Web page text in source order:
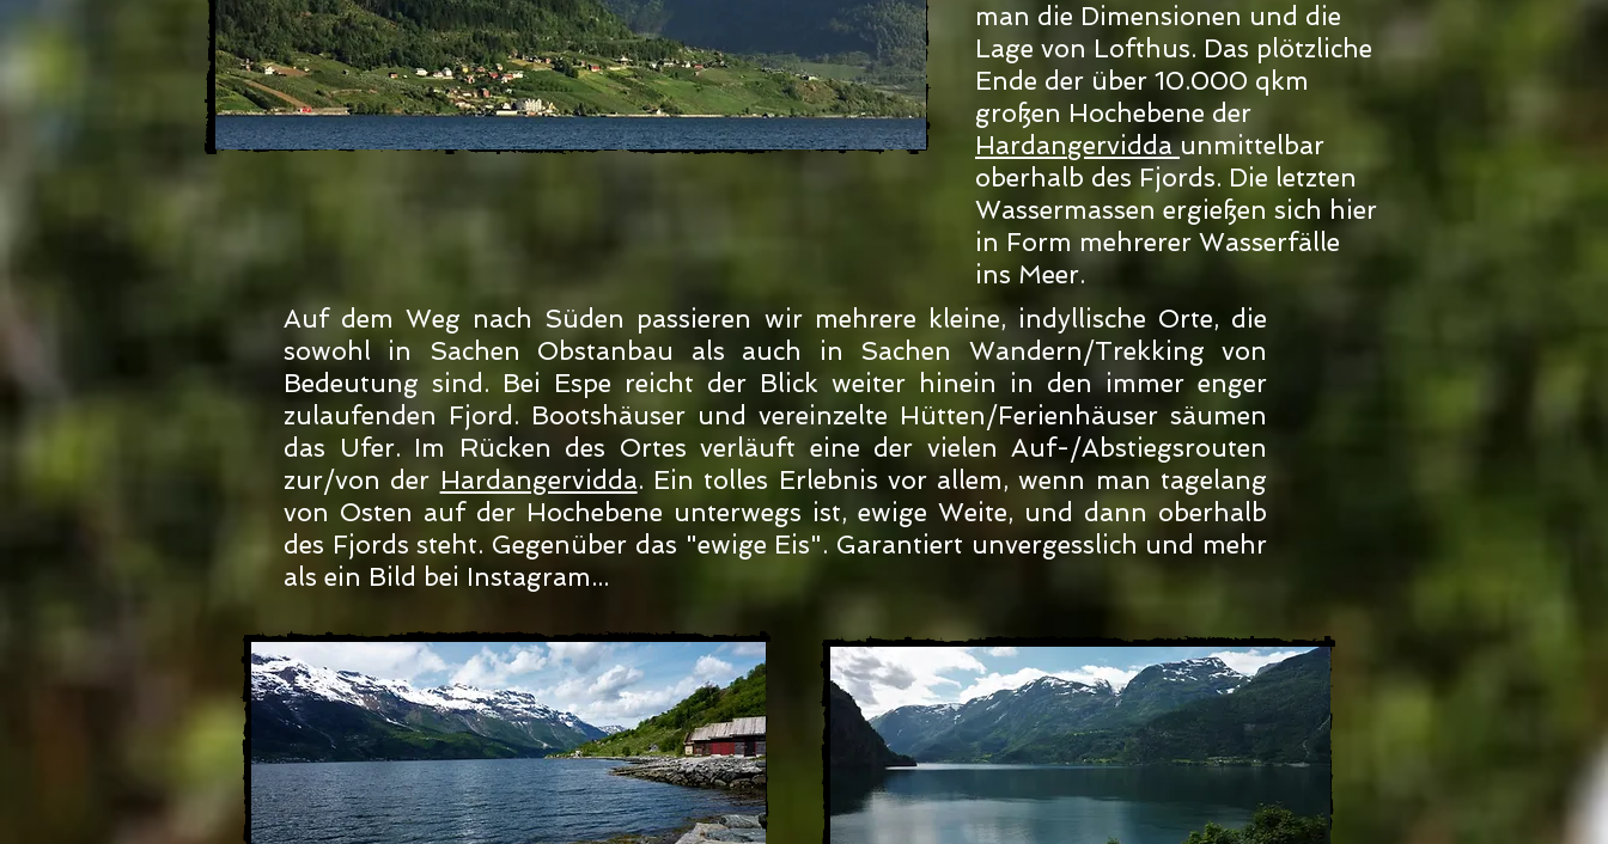
man die Dimensionen und die
Lage von Lofthus. Das plötzliche
Ende der über 10.000 qkm
großen Hochebene der
Hardangerviddaunmittelbar
oberhalb des Fjords. Die letzten
Wassermassen ergießen sich hier
in Form mehrerer Wasserfälle
ins Meer.
Auf dem Weg nach Süden passieren wir mehrere kleine, indyllische Orte, die
sowohl in Sachen Obstanbau als auch in Sachen Wandern/Trekking von
Bedeutung sind. Bei Espe reicht der Blick weiter hinein in den immer enger
zulaufenden Fjord. Bootshäuser und vereinzelte Hütten/Ferienhäuser säumen
das Ufer. Im Rücken des Ortes verläuft eine der vielen Auf-/Abstiegsrouten
zur/von der Hardangervidda. Ein tolles Erlebnis vor allem, wenn man tagelang
von Osten auf der Hochebene unterwegs ist, ewige Weite, und dann oberhalb
des Fjords steht. Gegenüber das "ewige Eis". Garantiert unvergesslich und mehr
als ein Bild bei Instagram...